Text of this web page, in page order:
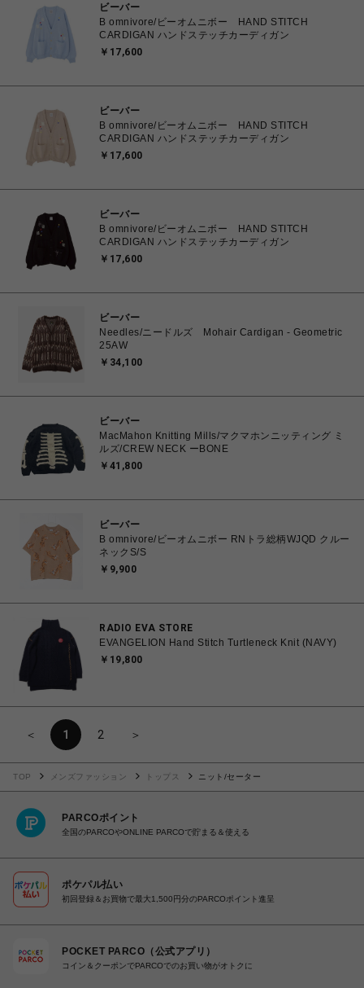
ビーバー
B omnivore/ビーオムニボー HAND STITCH
CARDIGAN ハンドステッチカーディガン
￥17,600
ビーバー
B omnivore/ビーオムニボー HAND STITCH
CARDIGAN ハンドステッチカーディガン
￥17,600
ビーバー
B omnivore/ビーオムニボー HAND STITCH
CARDIGAN ハンドステッチカーディガン
￥17,600
ビーバー
Needles/ニードルズ Mohair Cardigan - Geometric
25AW
￥34,100
ビーバー
MacMahon Knitting Mills/マクマホンニッティング ミ
ルズ/CREW NECK ーBONE
￥41,800
ビーバー
B omnivore/ビーオムニボー RNトラ総柄WJQD クルー
ネックS/S
￥9,900
RADIO EVA STORE
EVANGELION Hand Stitch Turtleneck Knit (NAVY)
￥19,800
＜ 1 2 ＞
TOP メンズファッション トップス ニット/セーター
PARCOポイント
全国のPARCOやONLINE PARCOで貯まる＆使える
ポケパル払い
初回登録＆お買物で最大1,500円分のPARCOポイント進呈
POCKET PARCO（公式アプリ）
コイン＆クーポンでPARCOでのお買い物がオトクに